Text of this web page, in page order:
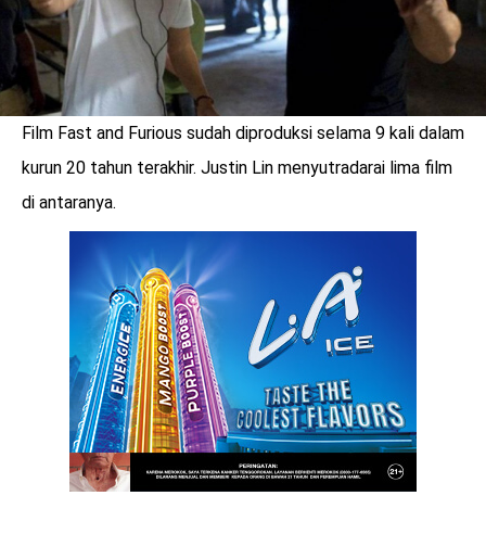
benefit
menarik
Film Fast and Furious sudah diproduksi selama 9 kali dalam
kurun 20 tahun terakhir. Justin Lin menyutradarai lima film
di antaranya.